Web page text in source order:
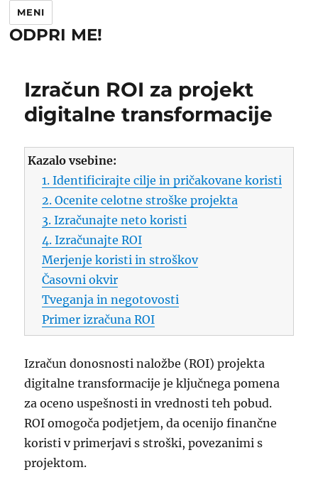
ODPRI ME!
MENI
Izračun ROI za projekt
digitalne transformacije
Kazalo vsebine:
1. Identificirajte cilje in pričakovane koristi
2. Ocenite celotne stroške projekta
3. Izračunajte neto koristi
4. Izračunajte ROI
Merjenje koristi in stroškov
Časovni okvir
Tveganja in negotovosti
Primer izračuna ROI
Izračun donosnosti naložbe (ROI) projekta
digitalne transformacije je ključnega pomena
za oceno uspešnosti in vrednosti teh pobud.
ROI omogoča podjetjem, da ocenijo finančne
koristi v primerjavi s stroški, povezanimi s
projektom.